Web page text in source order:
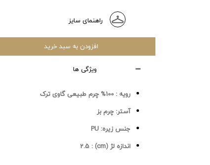
راهنمای سایز
افزودن به سبد خرید
ویژگی ها
رویه : 100% چرم طبیعی گاوی ترک
آستر: چرم بز
جنس زیره: PU
اندازه لژ (cm) :
2.5